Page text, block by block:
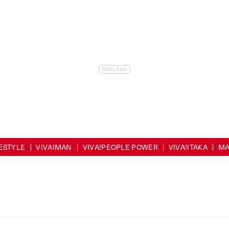
VIVA!MAN VIVA!PEOPLE POWER VIVA!ITAKA